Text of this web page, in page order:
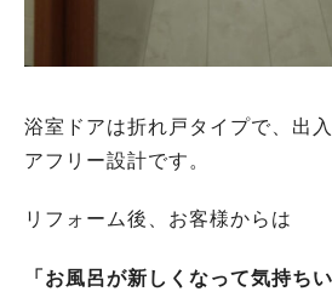
浴室ドアは折れ戸タイプで、出
アフリー設計です。
リフォーム後、お客様からは
「お風呂が新しくなって気持ちい